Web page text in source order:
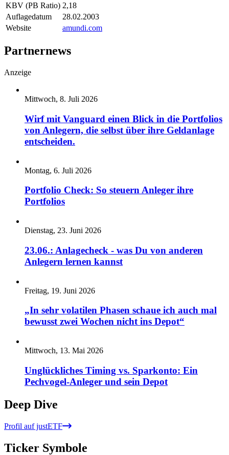
KBV (PB Ratio) 2,18
Auflagedatum
28.02.2003
Website
amundi.com
Partnernews
Anzeige
Mittwoch, 8. Juli 2026
Wirf mit Vanguard einen Blick in die Portfolios
von Anlegern, die selbst über ihre Geldanlage
entscheiden.
Montag, 6. Juli 2026
Portfolio Check: So steuern Anleger ihre
Portfolios
Dienstag, 23. Juni 2026
23.06.: Anlagecheck - was Du von anderen
Anlegern lernen kannst
Freitag, 19. Juni 2026
„In sehr volatilen Phasen schaue ich auch mal
bewusst zwei Wochen nicht ins Depot“
Mittwoch, 13. Mai 2026
Unglückliches Timing vs. Sparkonto: Ein
Pechvogel-Anleger und sein Depot
Deep Dive
Profil auf justETF
Ticker Symbole